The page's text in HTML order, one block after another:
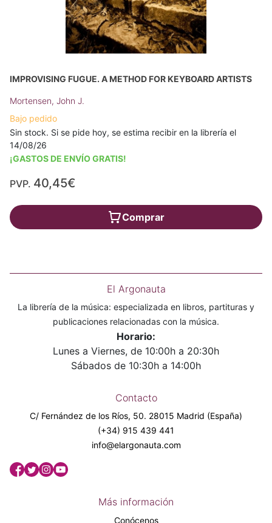
IMPROVISING FUGUE. A METHOD FOR KEYBOARD ARTISTS
Mortensen, John J.
Bajo pedido
Sin stock. Si se pide hoy, se estima recibir en la librería el
14/08/26
¡GASTOS DE ENVÍO GRATIS!
PVP. 40,45€
Comprar
El Argonauta
La librería de la música: especializada en libros, partituras y
publicaciones relacionadas con la música.
Horario:
Lunes a Viernes, de 10:00h a 20:30h
Sábados de 10:30h a 14:00h
Contacto
C/ Fernández de los Ríos, 50. 28015 Madrid (España)
(+34) 915 439 441
info@elargonauta.com
Más información
Conócenos